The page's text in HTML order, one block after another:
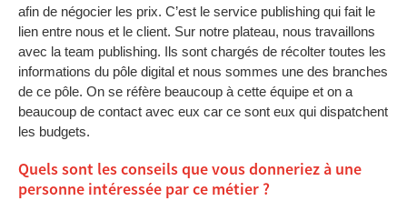
afin de négocier les prix. C’est le service publishing qui fait le
lien entre nous et le client. Sur notre plateau, nous travaillons
avec la team publishing. Ils sont chargés de récolter toutes les
informations du pôle digital et nous sommes une des branches
de ce pôle. On se réfère beaucoup à cette équipe et on a
beaucoup de contact avec eux car ce sont eux qui dispatchent
les budgets.
Quels sont les conseils que vous donneriez à une
personne intéressée par ce métier ?